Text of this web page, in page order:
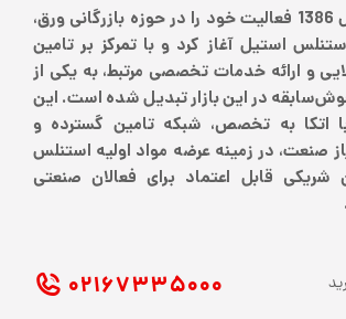
استیل رخ از سال 1386 فعالیت خود را در حوزه بازرگانی ورق،
استیل آغاز کرد و با تمرکز بر تامین
و ارائه خدمات تخصصی مرتبط، به یکی از
در این بازار تبدیل شده است. این
اتکا به تخصص، شبکه تامین گسترده و
صنعت، در زمینه عرضه مواد اولیه استنلس
شریکی قابل اعتماد برای فعالان صنعتی
۰۲۱ ۶۷۳۳۵۰۰۰